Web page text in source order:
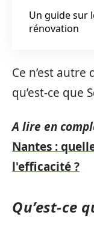
Un guide sur
rénovation
Ce n’est
qu’est-ce que
A lire en
Nantes :
l'efficacité ?
Qu’est-ce